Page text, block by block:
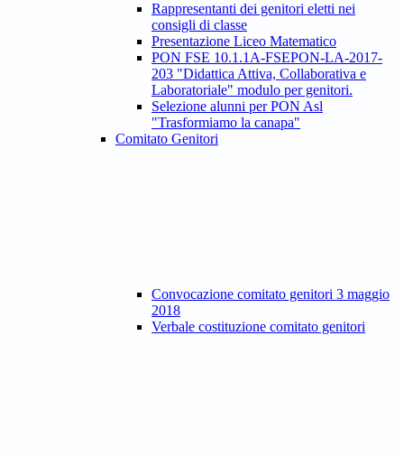
Rappresentanti dei genitori eletti nei
consigli di classe
Presentazione Liceo Matematico
PON FSE 10.1.1A-FSEPON-LA-2017-
203 "Didattica Attiva, Collaborativa e
Laboratoriale" modulo per genitori.
Selezione alunni per PON Asl
"Trasformiamo la canapa"
Comitato Genitori
Convocazione comitato genitori 3 maggio
2018
Verbale costituzione comitato genitori